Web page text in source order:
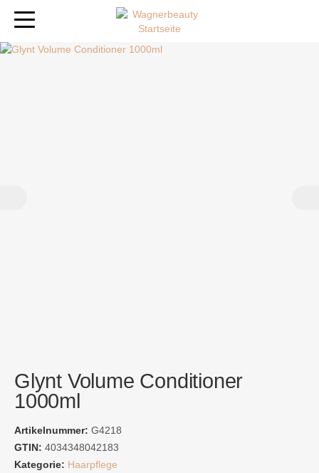
Glynt Volume Conditioner
1000ml
Artikelnummer: G4218
GTIN: 4034348042183
Kategorie: Haarpflege